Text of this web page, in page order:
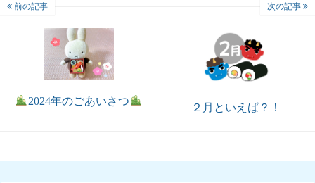
前の記事
2024年のごあいさつ
次の記事
２月といえば？！